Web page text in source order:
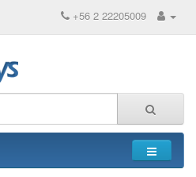
+56 2 22205009